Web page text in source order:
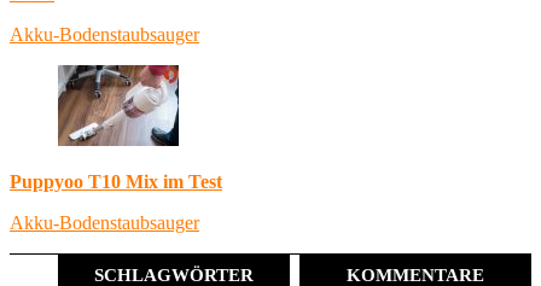
Akku-Bodenstaubsauger
Puppyoo T10 Mix im Test
Akku-Bodenstaubsauger
SCHLAGWÖRTER KOMMENTARE